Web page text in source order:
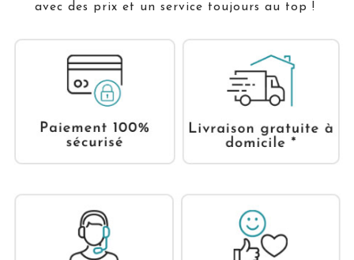
avec des prix et un service toujours au top !